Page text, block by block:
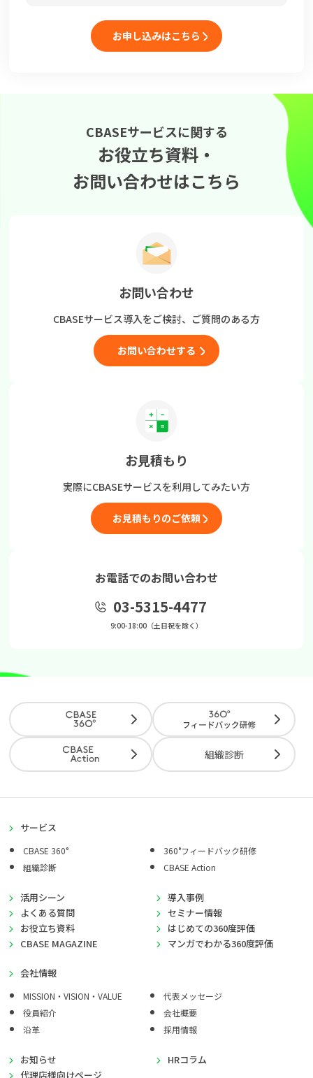
お申し込みはこちら
CBASEサービスに関する
お役立ち資料・
お問い合わせはこちら
お問い合わせ
CBASEサービス導入をご検討、 ご質問のある方
お問い合わせする
お見積もり
実際にCBASEサービスを利用してみたい方
お見積もりのご依頼
お電話でのお問い合わせ
03-5315-4477
9:00-18:00（土日祝を除く）
組織診断
サービス
CBASE 360°
360°フィードバック研修
組織診断
CBASE Action
活用シーン
導入事例
よくある質問
セミナー情報
お役立ち資料
はじめての360度評価
CBASE MAGAZINE
マンガでわかる360度評価
会社情報
MISSION・VISION・VALUE
代表メッセージ
役員紹介
会社概要
沿革
採用情報
お知らせ
HRコラム
代理店様向けページ